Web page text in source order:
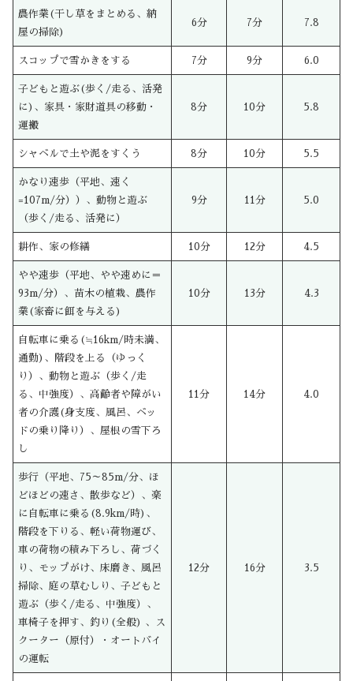
農作業(干し草をまとめる、納
屋の掃除)
6分 7分 7.8
スコップで雪かきをする 7分 9分 6.0
子どもと遊ぶ(歩く/走る、活発
に)、家具・家財道具の移動・
運搬
8分 10分 5.8
シャベルで土や泥をすくう 8分 10分 5.5
かなり速歩（平地、速く
=107m/分））、動物と遊ぶ
（歩く/走る、活発に）
9分 11分 5.0
耕作、家の修繕 10分 12分 4.5
やや速歩（平地、やや速めに＝
93m/分）、苗木の植栽、農作
業(家畜に餌を与える)
10分 13分 4.3
自転車に乗る(≒16km/時未満、
通勤)、階段を上る（ゆっく
り）、動物と遊ぶ（歩く/走
る、中強度）、高齢者や障がい
者の介護(身支度、風呂、ベッ
ドの乗り降り）、屋根の雪下ろ
し
11分 14分 4.0
歩行（平地、75～85m/分、ほ
どほどの速さ、散歩など）、楽
に自転車に乗る(8.9km/時)、
階段を下りる、軽い荷物運び、
車の荷物の積み下ろし、荷づく
り、モップがけ、床磨き、風呂
掃除、庭の草むしり、子どもと
遊ぶ（歩く/走る、中強度）、
車椅子を押す、釣り(全般) 、ス
クーター（原付）・オートバイ
の運転
12分 16分 3.5